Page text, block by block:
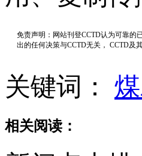
免责声明：网站刊登CCTD认为可靠的
出的任何决策与CCTD无关， CCTD及
关键词：
相关阅读：